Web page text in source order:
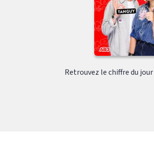
Retrouvez le chiffre du jour